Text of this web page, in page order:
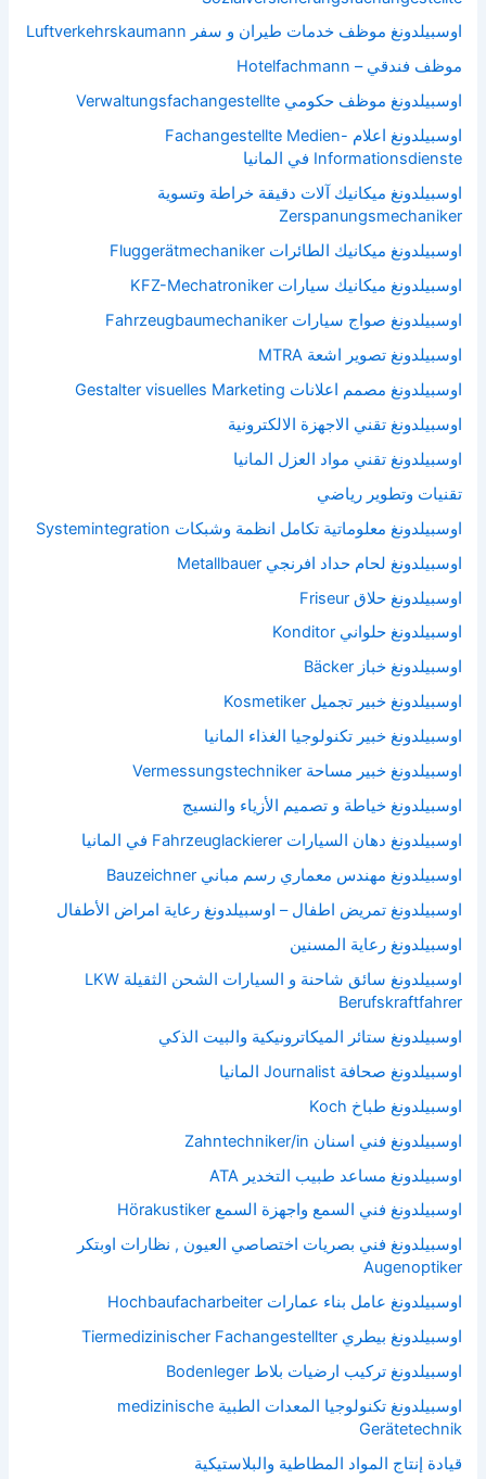
اوسبيلدونغ موظف خدمات طيران و سفر Luftverkehrskaumann
موظف فندقي – Hotelfachmann
اوسبيلدونغ موظف حكومي Verwaltungsfachangestellte
اوسبيلدونغ اعلام Fachangestellte Medien-
Informationsdienste في المانيا
اوسبيلدونغ ميكانيك آلات دقيقة خراطة وتسوية
Zerspanungsmechaniker
اوسبيلدونغ ميكانيك الطائرات Fluggerätmechaniker
اوسبيلدونغ ميكانيك سيارات KFZ-Mechatroniker
اوسبيلدونغ صواج سيارات Fahrzeugbaumechaniker
اوسبيلدونغ تصوير اشعة MTRA
اوسبيلدونغ مصمم اعلانات Gestalter visuelles Marketing
اوسبيلدونغ تقني الاجهزة الالكترونية
اوسبيلدونغ تقني مواد العزل المانيا
تقنيات وتطوير رياضي
اوسبيلدونغ معلوماتية تكامل انظمة وشبكات Systemintegration
اوسبيلدونغ لحام حداد افرنجي Metallbauer
اوسبيلدونغ حلاق Friseur
اوسبيلدونغ حلواني Konditor
اوسبيلدونغ خباز Bäcker
اوسبيلدونغ خبير تجميل Kosmetiker
اوسبيلدونغ خبير تكنولوجيا الغذاء المانيا
اوسبيلدونغ خبير مساحة Vermessungstechniker
اوسبيلدونغ خياطة و تصميم الأزياء والنسيج
اوسبيلدونغ دهان السيارات Fahrzeuglackierer في المانيا
اوسبيلدونغ مهندس معماري رسم مباني Bauzeichner
اوسبيلدونغ تمريض اطفال – اوسبيلدونغ رعاية امراض الأطفال
اوسبيلدونغ رعاية المسنين
اوسبيلدونغ سائق شاحنة و السيارات الشحن الثقيلة LKW
Berufskraftfahrer
اوسبيلدونغ ستائر الميكاترونيكية والبيت الذكي
اوسبيلدونغ صحافة Journalist المانيا
اوسبيلدونغ طباخ Koch
اوسبيلدونغ فني اسنان Zahntechniker/in
اوسبيلدونغ مساعد طبيب التخدير ATA
اوسبيلدونغ فني السمع واجهزة السمع Hörakustiker
اوسبيلدونغ فني بصريات اختصاصي العيون , نظارات اوبتكر
Augenoptiker
اوسبيلدونغ عامل بناء عمارات Hochbaufacharbeiter
اوسبيلدونغ بيطري Tiermedizinischer Fachangestellter
اوسبيلدونغ تركيب ارضيات بلاط Bodenleger
اوسبيلدونغ تكنولوجيا المعدات الطبية medizinische
Gerätetechnik
قيادة إنتاج المواد المطاطية والبلاستيكية